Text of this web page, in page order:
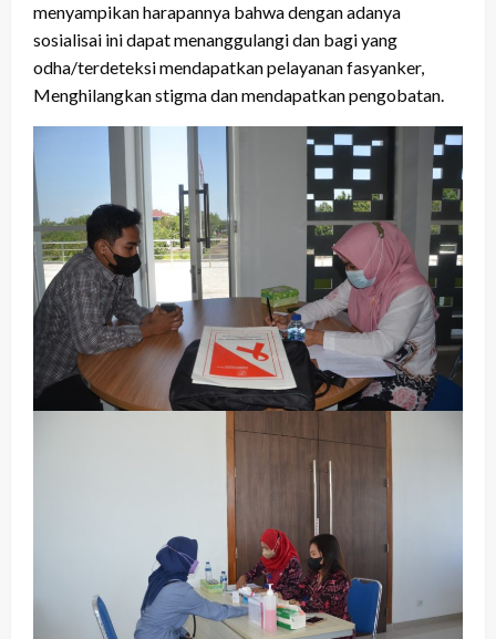
menyampikan harapannya bahwa dengan adanya
sosialisai ini dapat menanggulangi dan bagi yang
odha/terdeteksi mendapatkan pelayanan fasyanker,
Menghilangkan stigma dan mendapatkan pengobatan.